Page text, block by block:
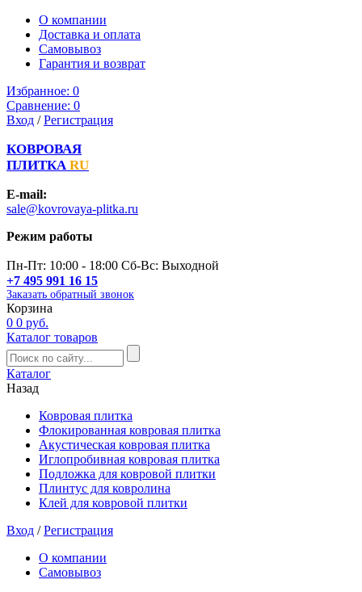
О компании
Доставка и оплата
Самовывоз
Гарантия и возврат
Избранное: 0
Сравнение: 0
Вход /Регистрация
КОВРОВАЯ
ПЛИТКА RU
E-mail:
sale@kovrovaya-plitka.ru
Режим работы
Пн-Пт: 10:00 - 18:00 Сб-Вс: Выходной
+7 495 991 16 15
Заказать обратный звонок
Корзина
0 0 руб.
Каталог товаров
Каталог
Назад
Ковровая плитка
Флокированная ковровая плитка
Акустическая ковровая плитка
Иглопробивная ковровая плитка
Подложка для ковровой плитки
Плинтус для ковролина
Клей для ковровой плитки
Вход /Регистрация
О компании
Самовывоз